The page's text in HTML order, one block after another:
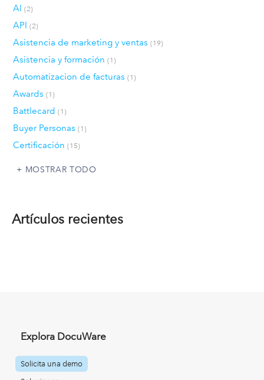
AI (2)
API (2)
Asistencia de marketing y ventas (19)
Asistencia y formación (1)
Automatizacion de facturas (1)
Awards (1)
Battlecard (1)
Buyer Personas (1)
Certificación (15)
MOSTRAR TODO
Artículos recientes
Explora DocuWare
Solicita una demo